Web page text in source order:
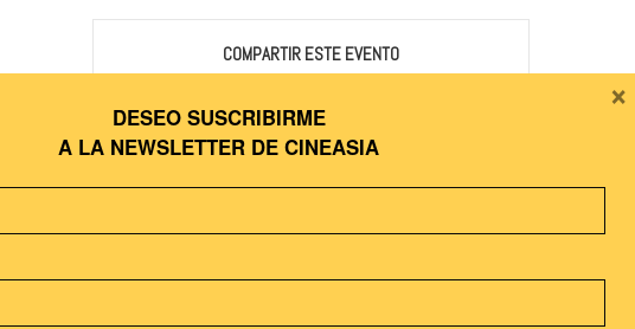
COMPARTIR ESTE EVENTO
DESEO SUSCRIBIRME
A LA NEWSLETTER DE CINEASIA
×